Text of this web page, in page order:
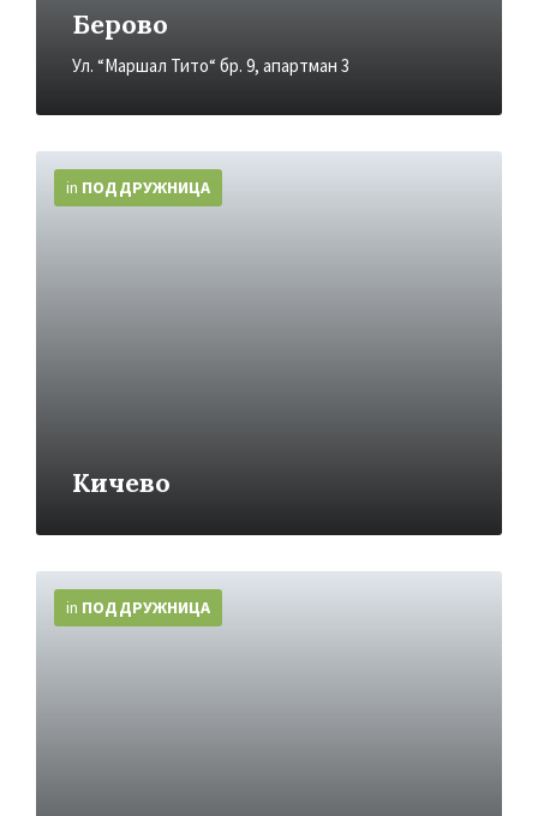
Берово
Ул. “Маршал Тито“ бр. 9, апартман 3
Кичево
in ПОДДРУЖНИЦA
Info
in ПОДДРУЖНИЦA
Info